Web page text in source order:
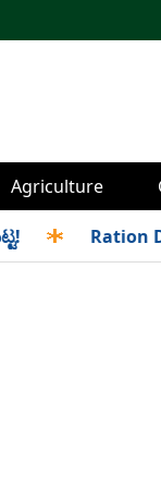
Agriculture
Ration